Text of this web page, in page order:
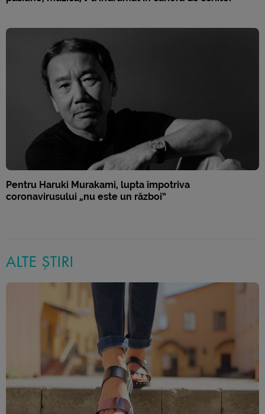
Pentru Haruki Murakami, lupta împotriva
coronavirusului „nu este un război”
ALTE ȘTIRI